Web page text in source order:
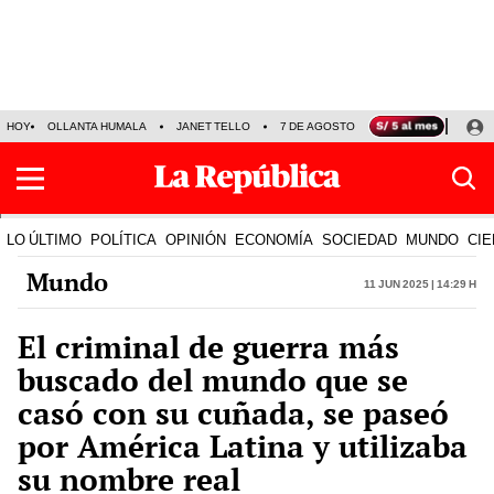
HOY OLLANTA HUMALA JANET TELLO 7 DE AGOSTO TINKA RESULTADOS
LO ÚLTIMO POLÍTICA OPINIÓN ECONOMÍA SOCIEDAD MUNDO
Mundo 11 Jun 2025 | 14:29 h
El criminal de guerra más
buscado del mundo que se
casó con su cuñada, se paseó
por América Latina y utilizaba
su nombre real